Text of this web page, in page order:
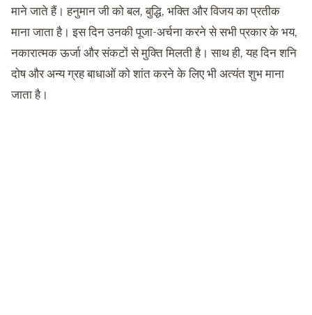
माने जाते हैं। हनुमान जी को बल, बुद्धि, भक्ति और विजय का प्रतीक
माना जाता है। इस दिन उनकी पूजा-अर्चना करने से सभी प्रकार के भय,
नकारात्मक ऊर्जा और संकटों से मुक्ति मिलती है। साथ ही, यह दिन शनि
दोष और अन्य ग्रह बाधाओं को शांत करने के लिए भी अत्यंत शुभ माना
जाता है।